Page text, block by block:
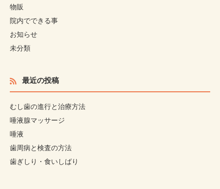
物販
院内でできる事
お知らせ
未分類
最近の投稿
むし歯の進行と治療方法
唾液腺マッサージ
唾液
歯周病と検査の方法
歯ぎしり・食いしばり